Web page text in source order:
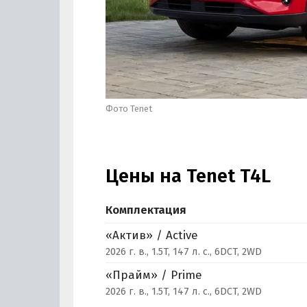
Фото Tenet
Цены на Tenet T4L
Комплектация
«Актив» / Active
2026 г. в., 1.5T, 147 л. с., 6DCT, 2WD
«Прайм» / Prime
2026 г. в., 1.5T, 147 л. с., 6DCT, 2WD